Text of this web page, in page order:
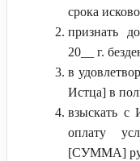
срока
признать
20__ г.
в
Истца] в
взыскать с
оплату
[СУММА]